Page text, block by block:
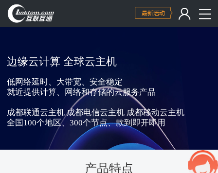
边缘云计算 全球云主机
低网络延时、大带宽、安全稳定
就近提供计算、网络和存储的云服务产品
成都联通云主机 成都电信云主机 成都移动云主机
全国100个地区、300个节点、款到即开即用
产品特点